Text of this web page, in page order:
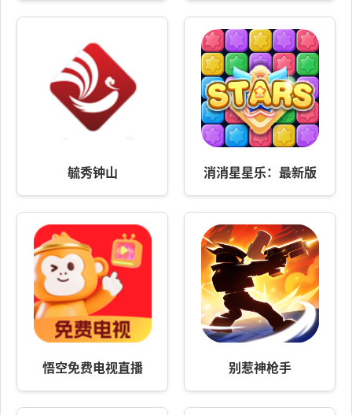
毓秀钟山 消消星星乐：最新版
悟空免费电视直播 别惹神枪手